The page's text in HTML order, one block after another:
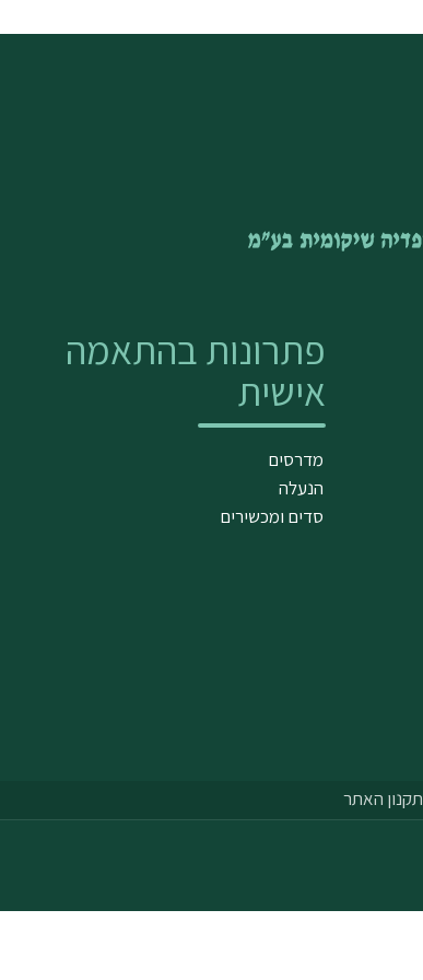
פתרונות בהתאמה
אישית
מדרסים
הנעלה
סדים ומכשירים
תקנון האתר